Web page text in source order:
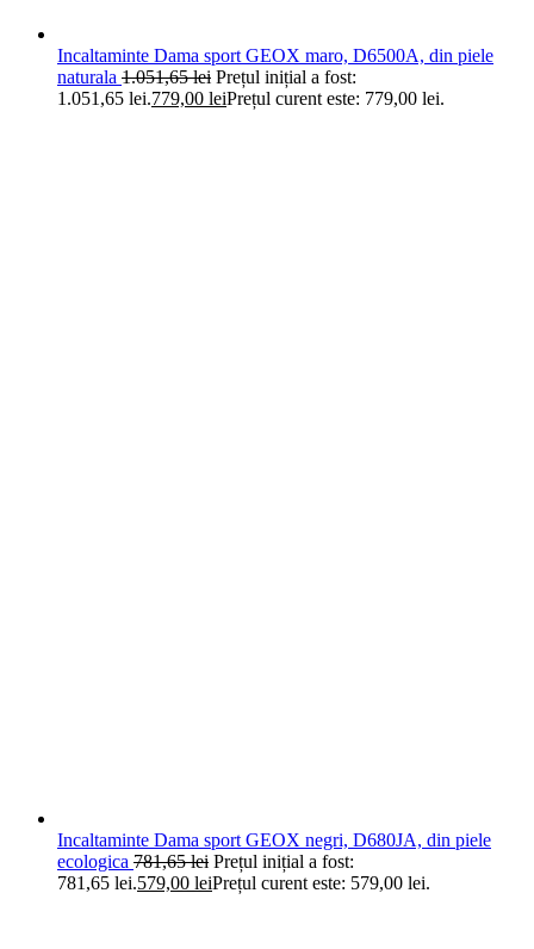
Incaltaminte Dama sport GEOX maro, D6500A, din piele
naturala 1.051,65lei Prețul inițial a fost:
1.051,65 lei.779,00 leiPrețul curent este: 779,00 lei.
Incaltaminte Dama sport GEOX negri, D680JA, din piele
ecologica 781,65lei Prețul inițial a fost:
781,65 lei.579,00 leiPrețul curent este: 579,00 lei.